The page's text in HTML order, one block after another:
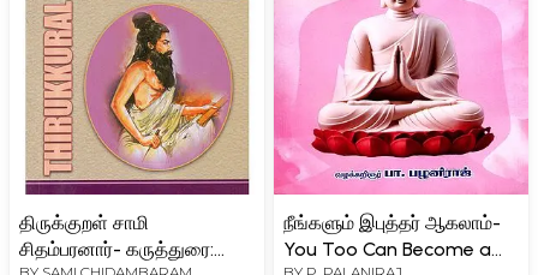
திருக்குறள் சாமி
சிதம்பரனார்- கருத்துரை:
நீங்களும் இபுத்தர் ஆகலாம்-
You Too Can Become a